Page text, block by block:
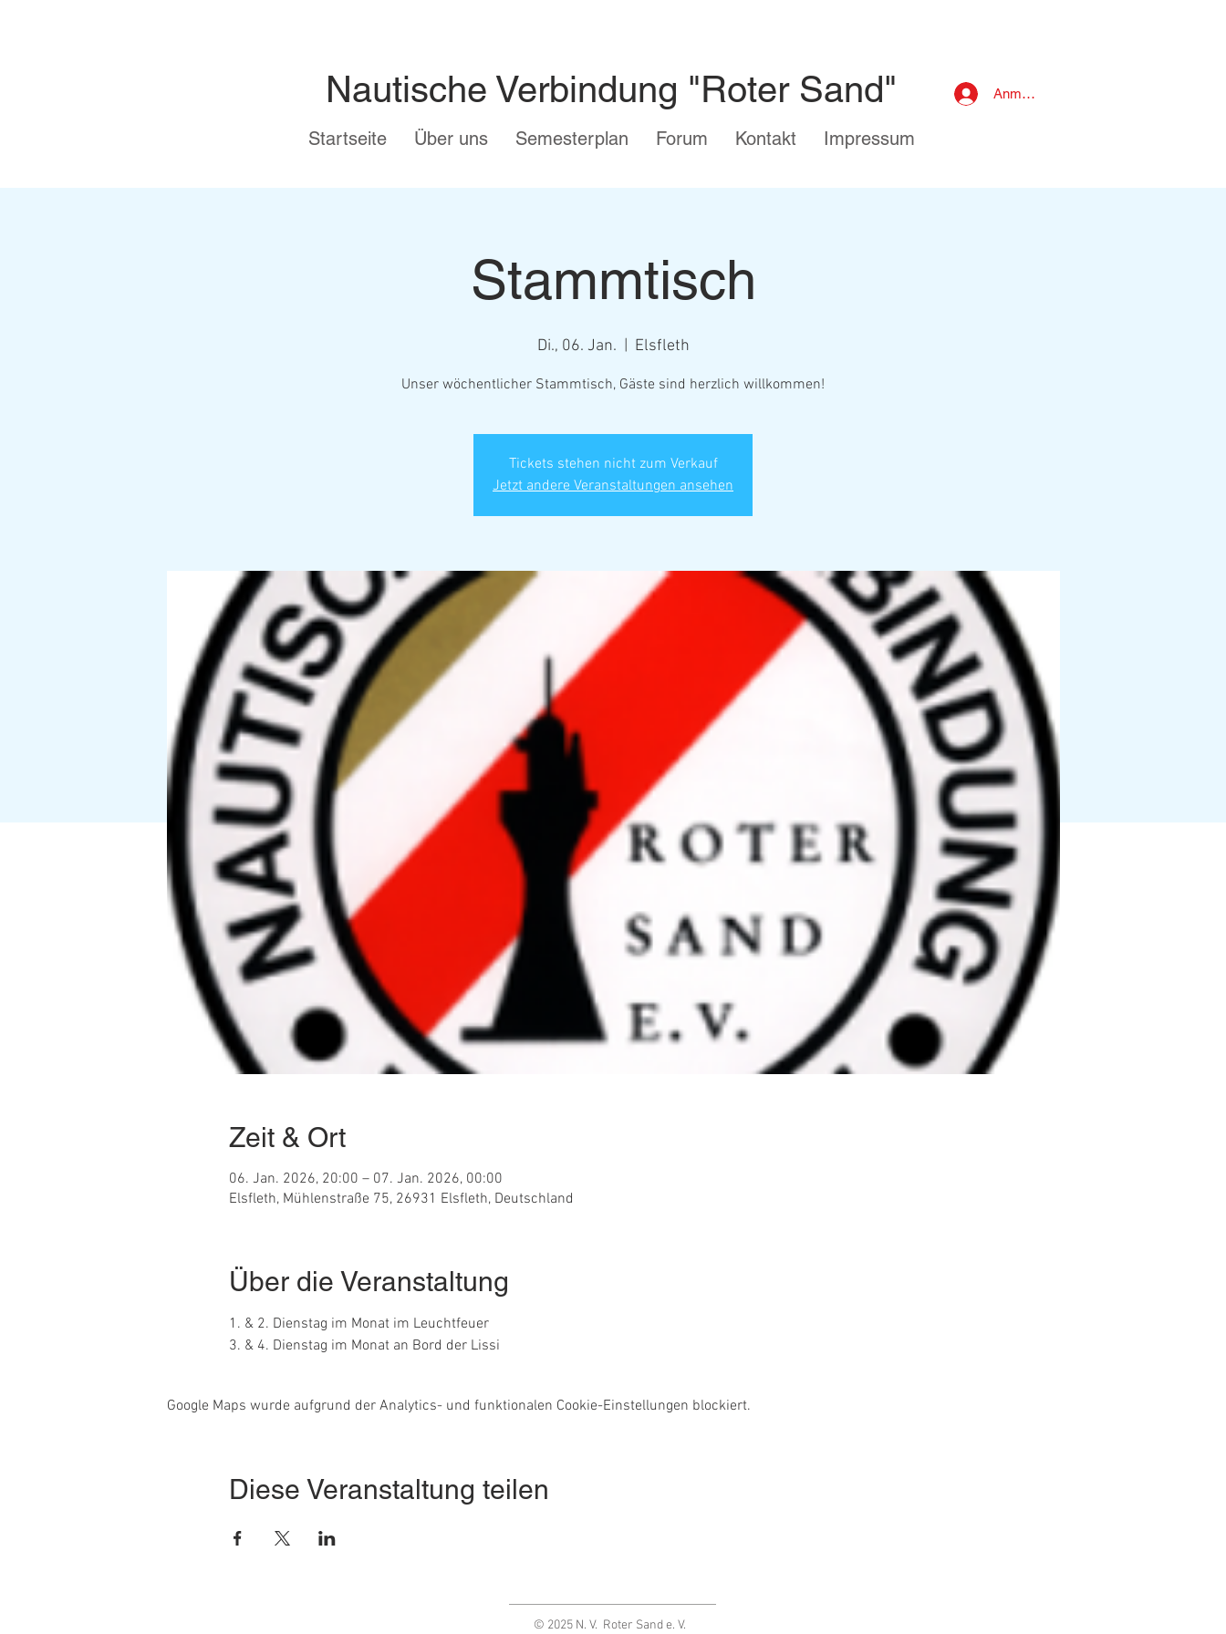
Nautische Verbindung "Roter Sand" Anmelden
Startseite Über uns Semesterplan Forum Kontakt Impressum
Stammtisch
Di., 06. Jan. Elsfleth
Unser wöchentlicher Stammtisch, Gäste sind herzlich willkommen!
Tickets stehen nicht zum Verkauf
Jetzt andere Veranstaltungen ansehen
Zeit & Ort
06. Jan. 2026, 20:00 – 07. Jan. 2026, 00:00
Elsfleth, Mühlenstraße 75, 26931 Elsfleth, Deutschland
Über die Veranstaltung
1. & 2. Dienstag im Monat im Leuchtfeuer
3. & 4. Dienstag im Monat an Bord der Lissi
Google Maps wurde aufgrund der Analytics- und funktionalen Cookie-Einstellungen blockiert.
Diese Veranstaltung teilen
© 2025 N. V. Roter Sand e. V.